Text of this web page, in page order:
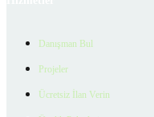
Danışman Bul
Projeler
Ücretsiz İlan Verin